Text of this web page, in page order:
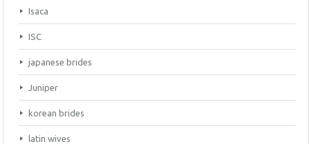
Isaca
ISC
japanese brides
Juniper
korean brides
latin wives